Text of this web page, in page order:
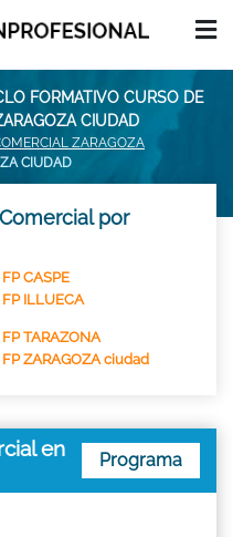
FORMATIVO CURSO DE
CIUDAD
ZARAGOZA
CIUDAD
por
FP CASPE
FP ILLUECA
FP TARAZONA
FP ZARAGOZA ciudad
en
Programa